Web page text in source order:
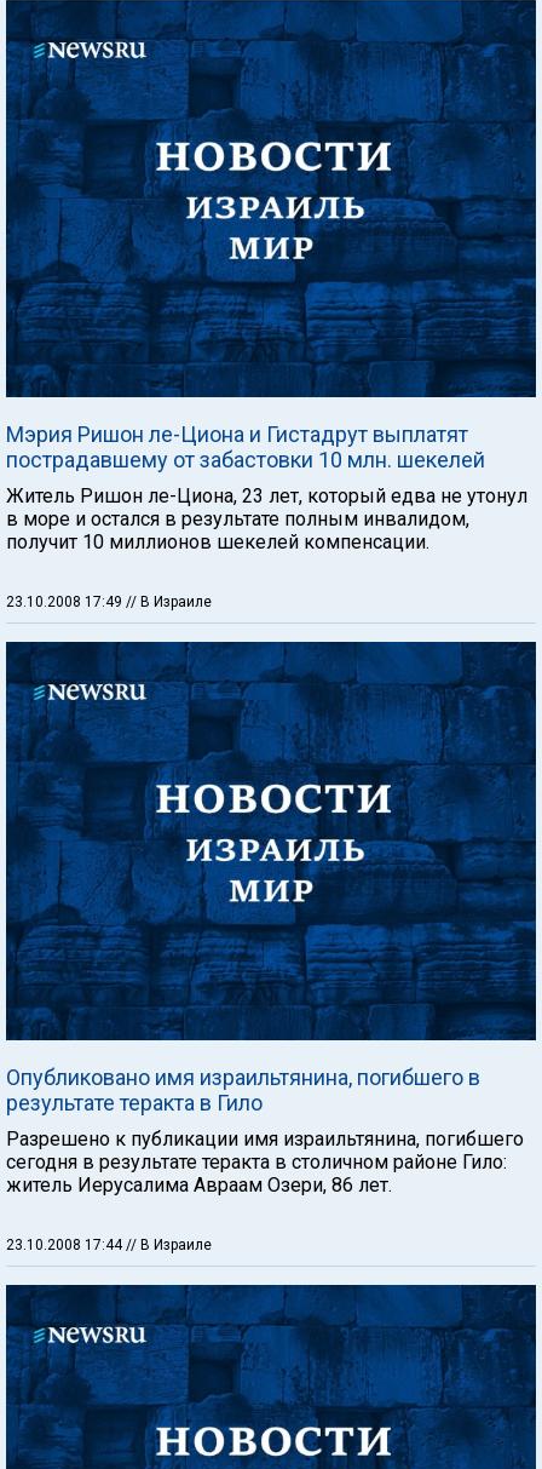
Мэрия Ришон ле-Циона и Гистадрут выплатят
пострадавшему от забастовки 10 млн. шекелей
Житель Ришон ле-Циона, 23 лет, который едва не утонул
в море и остался в результате полным инвалидом,
получит 10 миллионов шекелей компенсации.
23.10.2008 17:49 // В Израиле
Опубликовано имя израильтянина, погибшего в
результате теракта в Гило
Разрешено к публикации имя израильтянина, погибшего
сегодня в результате теракта в столичном районе Гило:
житель Иерусалима Авраам Озери, 86 лет.
23.10.2008 17:44 // В Израиле